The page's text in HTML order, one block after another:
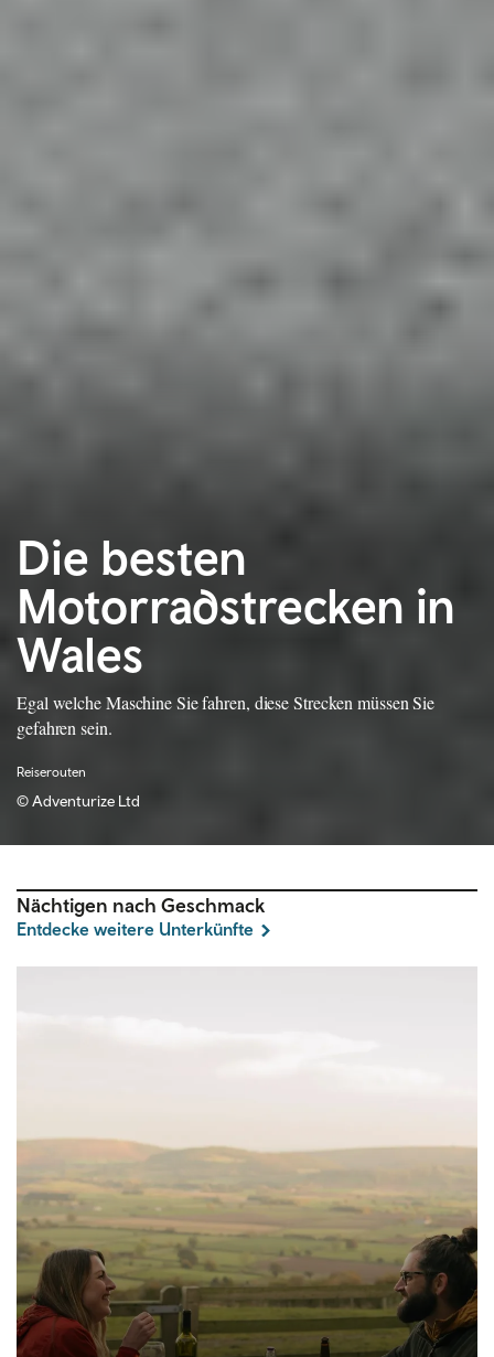
Die besten
Motorradstrecken in
Wales
Egal welche Maschine Sie fahren, diese Strecken müssen Sie
gefahren sein.
Reiserouten
©Adventurize Ltd
Nächtigen nach Geschmack
Entdecke weitere Unterkünfte